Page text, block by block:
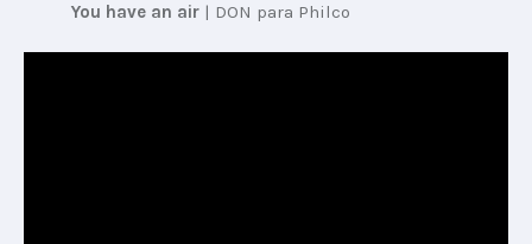
You have an air | DON para Philco